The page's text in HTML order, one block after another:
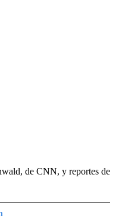
de CNN, y reportes de